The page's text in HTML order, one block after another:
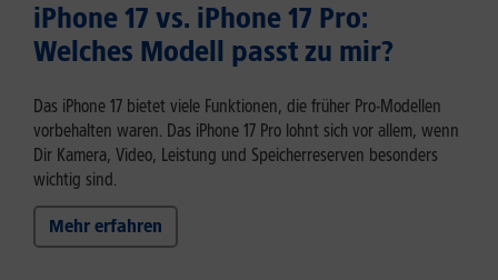
iPhone 17 vs. iPhone 17 Pro:
Welches Modell passt zu mir?
Das iPhone 17 bietet viele Funktionen, die früher Pro-Modellen
vorbehalten waren. Das iPhone 17 Pro lohnt sich vor allem, wenn
Dir Kamera, Video, Leistung und Speicherreserven besonders
wichtig sind.
Mehr erfahren